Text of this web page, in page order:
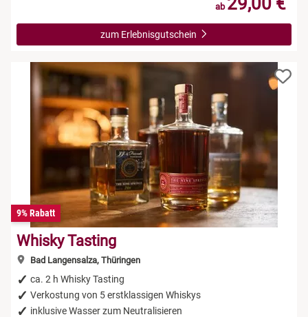
ab
zum Erlebnisgutschein
9% Rabatt
Whisky Tasting
Bad Langensalza, Thüringen
ca. 2 h Whisky Tasting
Verkostung von 5 erstklassigen Whiskys
inklusive Wasser zum Neutralisieren